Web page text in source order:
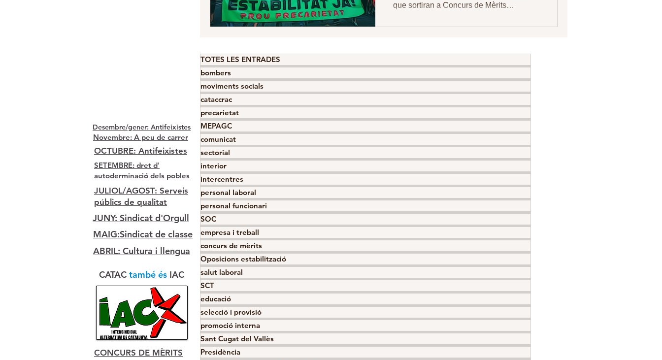
que sortiran a Concurs de Mèrits
TOTES LES ENTRADES
bombers
moviments socials
cataccrac
precarietat
MEPAGC
comunicat
sectorial
interior
intercentres
personal laboral
personal funcionari
SOC
empresa i treball
concurs de mèrits
Oposicions estabilització
salut laboral
SCT
educació
selecció i provisió
promoció interna
Sant Cugat del Vallès
Presidència
Desembre/gener: Antifeixistes
Novembre: A peu de carrer
OCTUBRE: Antifeixistes
SETEMBRE: dret d'
autoderminació dels pobles
JULIOL/AGOST: Serveis
públics de qualitat
JUNY: Sindicat d'Orgull
MAIG:Sindicat de classe
ABRIL: Cultura i llengua
CATAC també és IAC
CONCURS DE MÈRITS